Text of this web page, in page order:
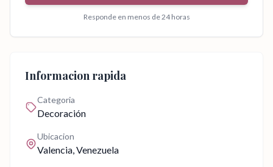
Responde en menos de 24 horas
Informacion rapida
Categoria
Decoración
Ubicacion
Valencia, Venezuela